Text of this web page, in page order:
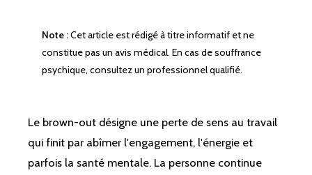
Note :Cet article est rédigé à titre informatif et ne
constitue pas un avis médical. En cas de souffrance
psychique, consultez un professionnel qualifié.
Le brown-out désigne une perte de sens au travail
qui finit par abîmer l'engagement, l'énergie et
parfois la santé mentale. La personne continue